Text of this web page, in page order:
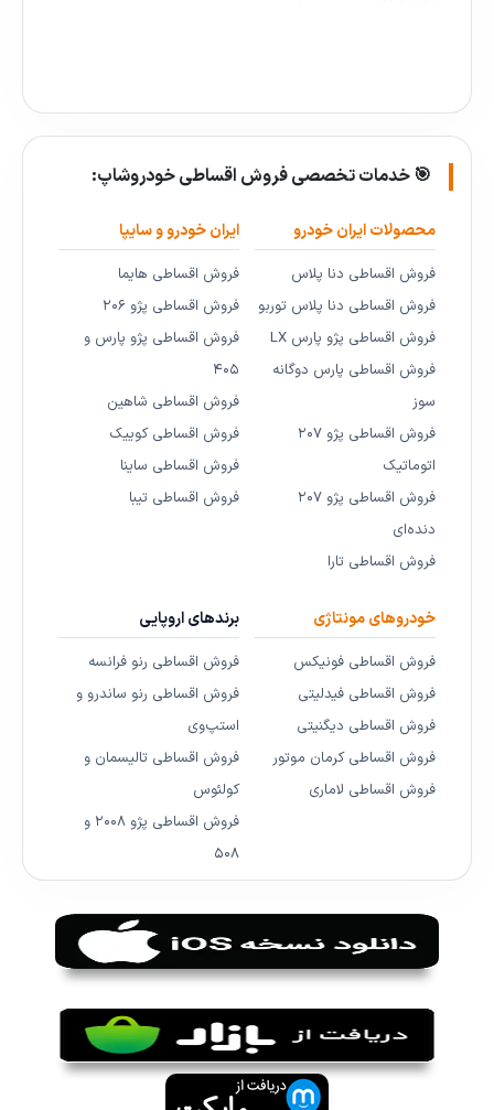
🎯 خدمات تخصصی فروش اقساطی خودروشاپ:
محصولات ایران خودرو
فروش اقساطی دنا پلاس
فروش اقساطی دنا پلاس توربو
فروش اقساطی پژو پارس LX
فروش اقساطی پارس دوگانه
سوز
فروش اقساطی پژو ۲۰۷
اتوماتیک
فروش اقساطی پژو ۲۰۷
دنده‌ای
فروش اقساطی تارا
ایران خودرو و سایپا
فروش اقساطی هایما
فروش اقساطی پژو ۲۰۶
فروش اقساطی پژو پارس و
۴۰۵
فروش اقساطی شاهین
فروش اقساطی کوییک
فروش اقساطی ساینا
فروش اقساطی تیبا
خودروهای مونتاژی
فروش اقساطی فونیکس
فروش اقساطی فیدلیتی
فروش اقساطی دیگنیتی
فروش اقساطی کرمان موتور
فروش اقساطی لاماری
برندهای اروپایی
فروش اقساطی رنو فرانسه
فروش اقساطی رنو ساندرو و
استپ‌وی
فروش اقساطی تالیسمان و
کولئوس
فروش اقساطی پژو ۲۰۰۸ و
۵۰۸